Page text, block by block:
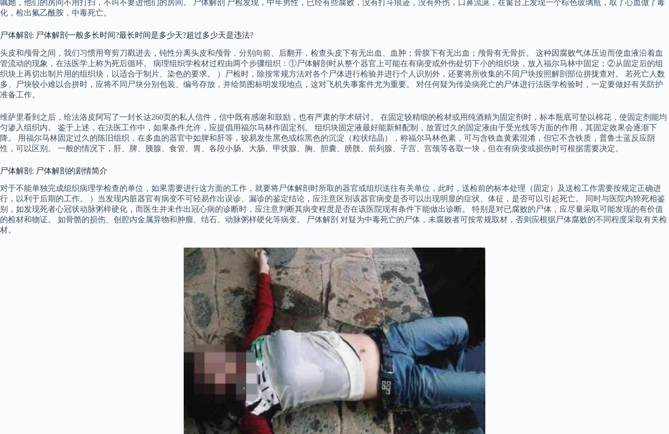
嘱她，他们的房间不用打扫，不叫不要进他们的房间。 尸体解剖 尸检发现，中年男性，已经有些腐败，没有打斗痕迹，没有外伤，口鼻流涎，在窗台上发现一个棕色玻璃瓶，取了心血做了毒
化，检出氟乙酰胺，中毒死亡。
尸体解剖: 尸体解剖一般多长时间?最长时间是多少天?超过多少天是违法?
头皮和颅骨之间，我们习惯用弯剪刀戳进去，钝性分离头皮和颅骨，分别向前、后翻开，检查头皮下有无出血、血肿；骨膜下有无出血；颅骨有无骨折。 这种因腐败气体压迫而使血液沿着血
管流动的现象，在法医学上称为死后循环。 病理组织学检材过程由两个步骤组织：①尸体解剖时从整个器官上可能在有病变或外伤处切下小的组织块，放入福尔马林中固定；②从固定后的组
织块上再切出制片用的组织块，以适合于制片、染色的要求。 ）尸检时，除按常规方法对各个尸体进行检验并进行个人识别外，还要将所收集的不同尸块按照解剖部位拼拢查对。 若死亡人数
多、尸块较小难以合拼时，应将不同尸块分别包装、编号存放，并绘简图标明发现地点，这对飞机失事案件尤为重要。 对任何疑为传染病死亡的尸体进行法医学检验时，一定要做好有关防护
准备工作。
维萨里看到之后，给法洛皮阿写了一封长达260页的私人信件，信中既有感谢和鼓励，也有严肃的学术研讨。 在固定较精细的检材或用纯酒精为固定剂时，标本瓶底可垫以棉花，使固定剂能均
匀渗入组织内。 鉴于上述，在法医工作中，如果条件允许，应提倡用福尔马林作固定剂。 组织块固定液最好能新鲜配制，放置过久的固定液由于受光线等方面的作用，其固定效果会逐渐下
降。 用福尔马林固定过久的陈旧组织，在多血的器官中如脾和肝等，较易发生黑色或棕黑色的沉淀（粒状结晶），称福尔马林色素，可与含铁血黄素混淆，但它不含铁质，普鲁士蓝反应阴
性，可以区别。 一般的情况下，肝、脾、胰腺、食管、胃、各段小肠、大肠、甲状腺、胸、胆囊、膀胱、前列腺、子宫、宫颈等各取一块，但在有病变或损伤时可根据需要决定。
尸体解剖: 尸体解剖的剧情简介
对于不能单独完成组织病理学检查的单位，如果需要进行这方面的工作，就要将尸体解剖时所取的器官或组织送往有关单位，此时，送检前的标本处理（固定）及送检工作需要按规定正确进
行，以利于后期的工作。 ）当发现内脏器官有病变不可轻易作出误诊、漏诊的鉴定结论，应注意区别该器官病变是否可以出现明显的症状、体征，是否可以引起死亡。 同时与医院内猝死相鉴
别，如发现死者心冠状动脉粥样硬化，而医生并未作出冠心病的诊断时，应注意判断其病变程度是否在该医院现有条件下能做出诊断。 特别是对已腐败的尸体，应尽量采取可能发现的有价值
的检材和物证。 如骨骼的损伤、创腔内金属异物和肿瘤、结石、动脉粥样硬化等病变。 尸体解剖 对疑为中毒死亡的尸体，未腐败者可按常规取材，否则应根据尸体腐败的不同程度采取有关检
材。